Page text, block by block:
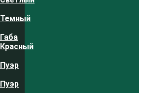
Темный
Габа
Красный
Пуэр
Пуэр